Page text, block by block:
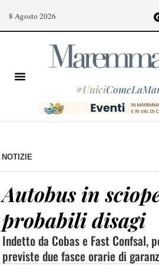
8 Agosto 2026
#Unici
NOTIZIE
Autobus in
probabili disagi
Indetto da Cobas e Fast Confsal,
previste due fasce orarie di